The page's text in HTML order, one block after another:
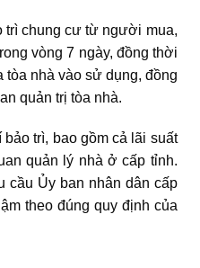
trì chung cư từ người mua,
vòng 7 ngày, đồng thời
nhà vào sử dụng, đồng
quản trị tòa nhà.
trì, bao gồm cả lãi suất
quản lý nhà ở cấp tỉnh.
cầu Ủy ban nhân dân cấp
theo đúng quy định của